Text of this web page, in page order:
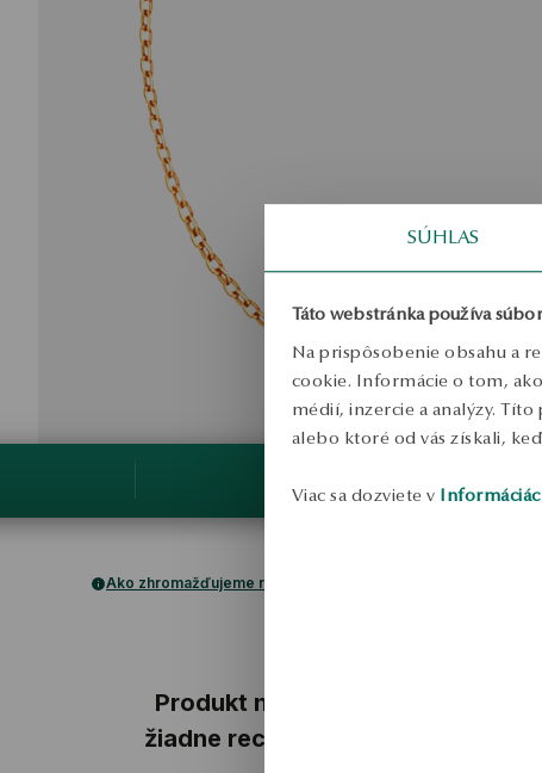
SÚHLAS
Táto webstránka používa
Na prispôsobenie obsahu a
cookie. Informácie o tom,
médií, inzercie a analýzy.
alebo ktoré od vás získali,
Viac sa dozviete v
Ako zhromažďujeme recenzie?
Produkt nemá
žiadne recenzie